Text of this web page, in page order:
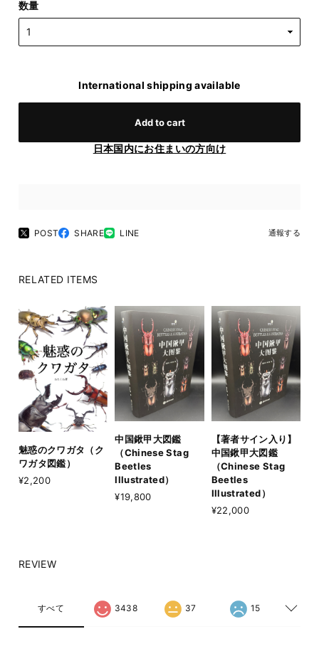
数量
International shipping available
Add to cart
日本国内にお住まいの方向け
POST SHARE LINE 通報する
RELATED ITEMS
魅惑のクワガタ（ク
ワガタ図鑑）
¥2,200
中国鍬甲大図鑑
（Chinese Stag
Beetles
Illustrated）
¥19,800
【著者サイン入り】
中国鍬甲大図鑑
（Chinese Stag
Beetles
Illustrated）
¥22,000
REVIEW
すべて 3438 37 15